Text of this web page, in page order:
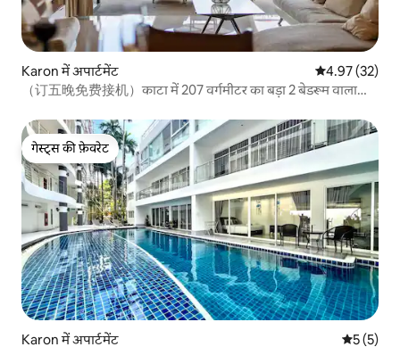
Karon में अपार्टमेंट औसत रेटिंग 5 में
4.97 (32)
（订五晚免费接机）काटा में 207 वर्गमीटर का बड़ा 2 बेडरूम वाला
गेस्ट्स की फ़ेवरेट
गेस्ट्स की फ़ेवरेट
Karon में अपार्टमेंट औसत रेटिंग
5 (5)